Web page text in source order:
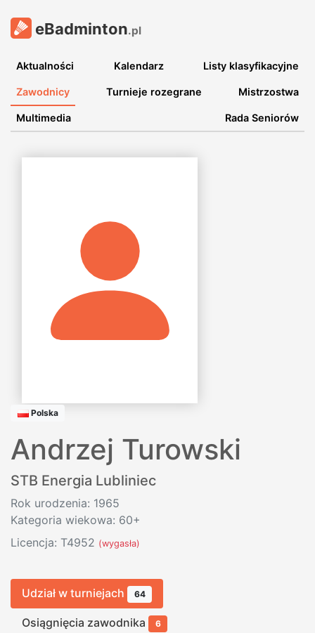
eBadminton.pl
Aktualności Kalendarz Listy klasyfikacyjne
Zawodnicy Turnieje rozegrane Mistrzostwa
Multimedia Rada Seniorów
Polska
Andrzej Turowski
STB Energia Lubliniec
Rok urodzenia: 1965
Kategoria wiekowa: 60+
Licencja: T4952 (wygasła)
Udział w turniejach 64
Osiągnięcia zawodnika 6